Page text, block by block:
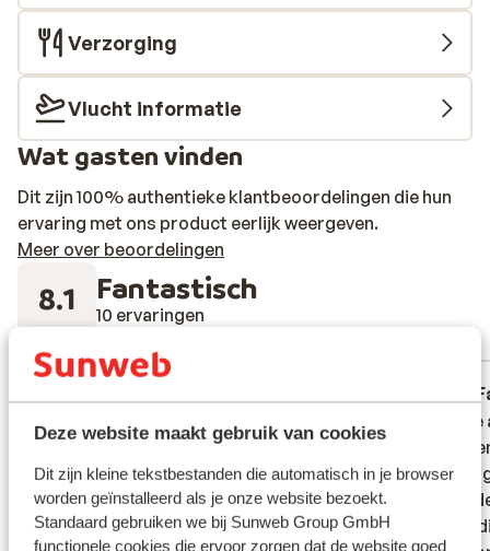
Deze website maakt gebruik van cookies
Dit zijn kleine tekstbestanden die automatisch in je browser
worden geïnstalleerd als je onze website bezoekt.
Standaard gebruiken we bij Sunweb Group GmbH
functionele cookies die ervoor zorgen dat de website goed
Verzorging
Vlucht informatie
Wat gasten vinden
Dit zijn 100% authentieke klantbeoordelingen die hun
ervaring met ons product eerlijk weergeven.
Meer over beoordelingen
8.1 Fantastisch
10 ervaringen
Wij hadden twee accomodaties. Totaal
verschillend van elkaar. Een vrij basic en
andere vrij luxe. Allebei was fantastisch
Wij hadden twee accomodaties. Totaal
verschillend van elkaar. Een vrij basic en
andere vrij luxe. Allebei was fantastisch